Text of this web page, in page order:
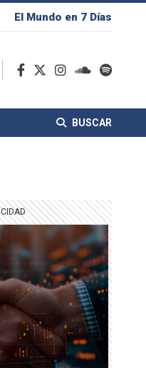
El Mundo en 7 Días
BUSCAR